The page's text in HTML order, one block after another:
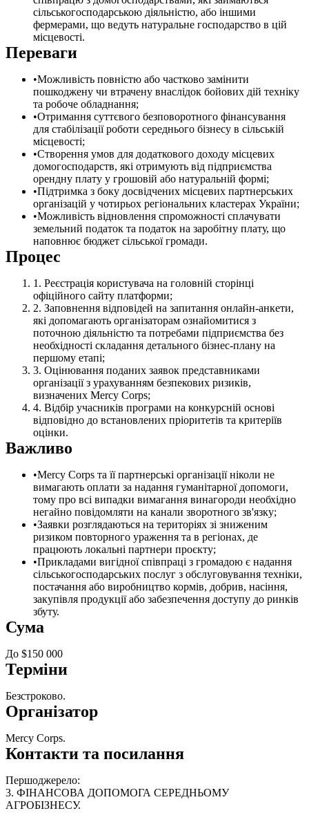
сільськогосподарською діяльністю, або іншими
фермерами, що ведуть натуральне господарство в цій
місцевості.
Переваги
Можливість повністю або частково замінити
пошкоджену чи втрачену внаслідок бойових дій техніку
та робоче обладнання;
Отримання суттєвого безповоротного фінансування
для стабілізації роботи середнього бізнесу в сільській
місцевості;
Створення умов для додаткового доходу місцевих
домогосподарств, які отримують від підприємства
орендну плату у грошовій або натуральній формі;
Підтримка з боку досвідчених місцевих партнерських
організацій у чотирьох регіональних кластерах України;
Можливість відновлення спроможності сплачувати
земельний податок та податок на заробітну плату, що
наповнює бюджет сільської громади.
Процес
Реєстрація користувача на головній сторінці
офіційного сайту платформи;
Заповнення відповідей на запитання онлайн-анкети,
які допомагають організаторам ознайомитися з
поточною діяльністю та потребами підприємства без
необхідності складання детального бізнес-плану на
першому етапі;
Оцінювання поданих заявок представниками
організації з урахуванням безпекових ризиків,
визначених Mercy Corps;
Відбір учасників програми на конкурсній основі
відповідно до встановлених пріоритетів та критеріїв
оцінки.
Важливо
Mercy Corps та її партнерські організації ніколи не
вимагають оплати за надання гуманітарної допомоги,
тому про всі випадки вимагання винагороди необхідно
негайно повідомляти на канали зворотного зв'язку;
Заявки розглядаються на територіях зі зниженим
ризиком повторного ураження та в регіонах, де
працюють локальні партнери проєкту;
Прикладами вигідної співпраці з громадою є надання
сільськогосподарських послуг з обслуговування техніки,
постачання або виробництво кормів, добрив, насіння,
закупівля продукції або забезпечення доступу до ринків
збуту.
Сума
До $150 000
Терміни
Безстроково.
Організатор
Mercy Corps.
Контакти та посилання
Першоджерело:
3. ФІНАНСОВА ДОПОМОГА СЕРЕДНЬОМУ
АГРОБІЗНЕСУ.